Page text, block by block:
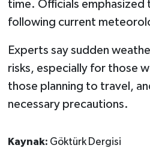
time. Officials
following current
Experts say sudden
risks, especially for those
those planning to travel,
necessary precautions.
Kaynak: Göktürk Dergisi